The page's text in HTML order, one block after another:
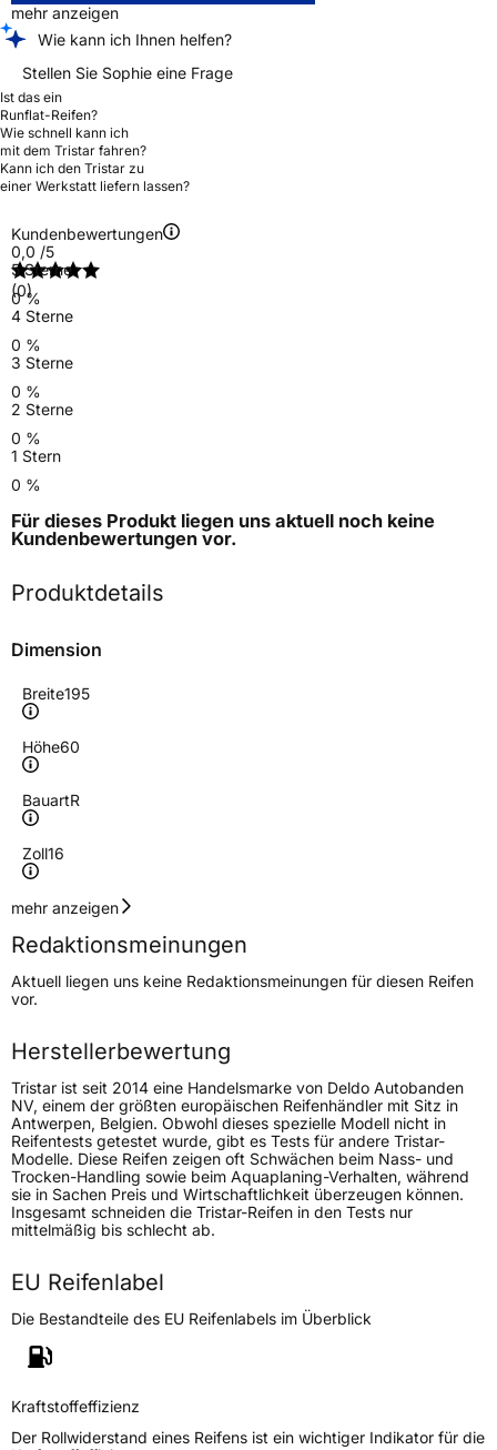
mehr anzeigen
Wie kann ich Ihnen helfen?
Stellen Sie Sophie eine Frage
Ist das ein
Runflat-Reifen?
Wie schnell kann ich
mit dem Tristar fahren?
Kann ich den Tristar zu
einer Werkstatt liefern lassen?
Kundenbewertungen
0,0 /5
(0)
5 Sterne
0 %
4 Sterne
0 %
3 Sterne
0 %
2 Sterne
0 %
1 Stern
0 %
Für dieses Produkt liegen uns aktuell noch keine
Kundenbewertungen vor.
Produktdetails
Dimension
Breite195
Höhe60
BauartR
Zoll16
Geschwindigkeitsindex
Höchstgeschwindigkeit
190 km/h
Lastindex99/97
Höchstlast775/730 kg
Generelle Merkmale
FahrzeugtypTransporter
VerwendungWinterreifen
ModellnameSnowpower Van
Weitere Eigenschaften
Schlauchtyp
Zustand Neureifen
mehr anzeigen
Redaktionsmeinungen
Aktuell liegen uns keine Redaktionsmeinungen für diesen Reifen
vor.
Herstellerbewertung
Tristar ist seit 2014 eine Handelsmarke von Deldo Autobanden
NV, einem der größten europäischen Reifenhändler mit Sitz in
Antwerpen, Belgien. Obwohl dieses spezielle Modell nicht in
Reifentests getestet wurde, gibt es Tests für andere Tristar-
Modelle. Diese Reifen zeigen oft Schwächen beim Nass- und
Trocken-Handling sowie beim Aquaplaning-Verhalten, während
sie in Sachen Preis und Wirtschaftlichkeit überzeugen können.
Insgesamt schneiden die Tristar-Reifen in den Tests nur
mittelmäßig bis schlecht ab.
EU Reifenlabel
Die Bestandteile des EU Reifenlabels im Überblick
Kraftstoffeffizienz
Der Rollwiderstand eines Reifens ist ein wichtiger Indikator für die